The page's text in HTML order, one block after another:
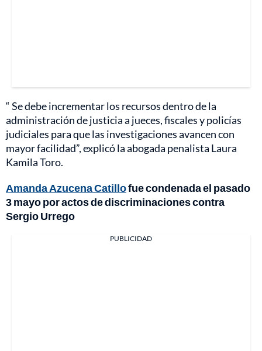
“ Se debe incrementar los recursos dentro de la
administración de justicia a jueces, fiscales y policías
judiciales para que las investigaciones avancen con
mayor facilidad”, explicó la abogada penalista Laura
Kamila Toro.
Amanda Azucena Catillofue condenada el pasado
3 mayo por actos de discriminaciones contra
Sergio Urrego
PUBLICIDAD